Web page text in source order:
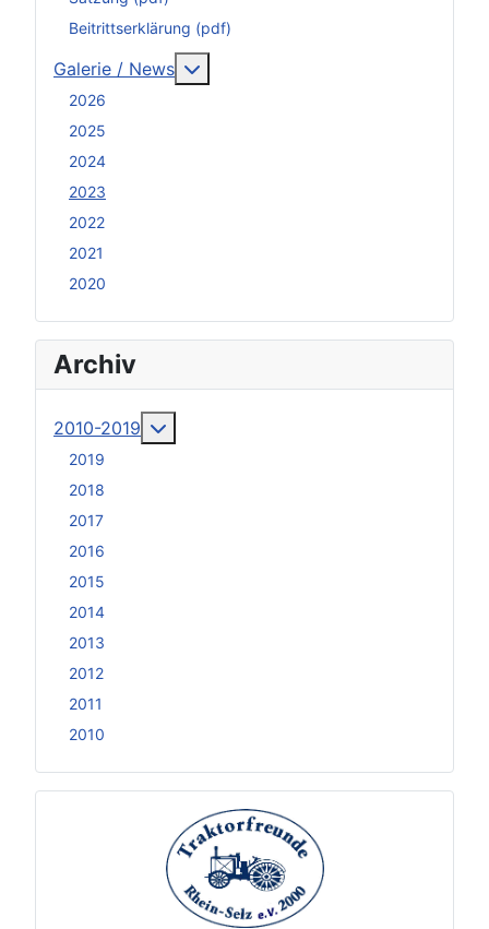
Beitrittserklärung (pdf)
Galerie / News
2026
2025
2024
2023
2022
2021
2020
Archiv
2010-2019
2019
2018
2017
2016
2015
2014
2013
2012
2011
2010